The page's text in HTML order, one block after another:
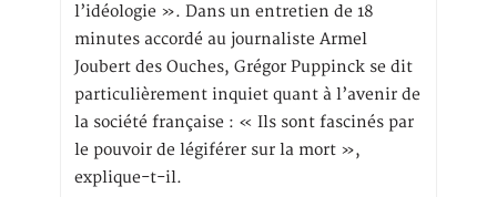
l’idéologie ». Dans un entretien de 18
minutes accordé au journaliste Armel
Joubert des Ouches, Grégor Puppinck se dit
particulièrement inquiet quant à l’avenir de
la société française : « Ils sont fascinés par
le pouvoir de légiférer sur la mort »,
explique-t-il.